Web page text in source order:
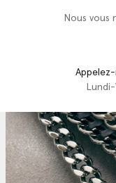
Nous vous
Lundi-